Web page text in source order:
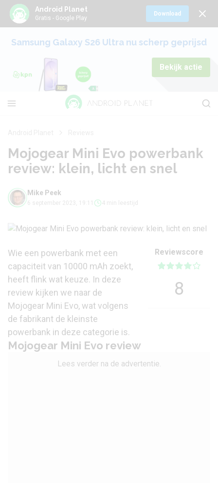
Android Planet
Gratis - Google Play
Download
Samsung Galaxy S26 Ultra nu scherp geprijsd
Bekijk actie
Mojogear Mini Evo powerbank
review: klein, licht en snel
Mike Peek
6 september 2023, 19:11 4 min leestijd
Reviewscore
8
Wie een powerbank met een
capaciteit van 10000 mAh zoekt,
heeft flink wat keuze. In deze
review kijken we naar de
Mojogear Mini Evo, wat volgens
de fabrikant de kleinste
powerbank in deze categorie is.
Mojogear Mini Evo review
Lees verder na de advertentie.